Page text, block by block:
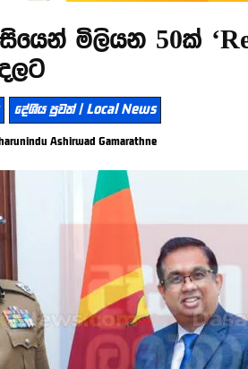
මිලියන 50ක්
දේශීය පුවත් | Local News
Ashirwad Gamarathne